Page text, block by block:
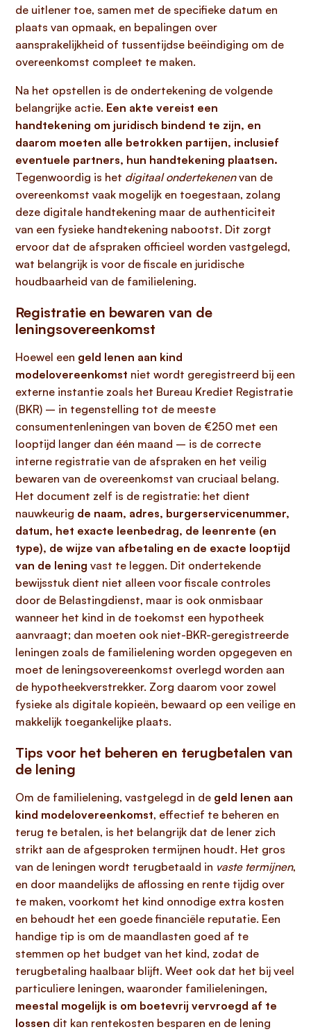
de uitlener toe, samen met de specifieke datum en
plaats van opmaak, en bepalingen over
aansprakelijkheid of tussentijdse beëindiging om de
overeenkomst compleet te maken.
Na het opstellen is de ondertekening de volgende
belangrijke actie. Een akte vereist een
handtekening om juridisch bindend te zijn, en
daarom moeten alle betrokken partijen, inclusief
eventuele partners, hun handtekening plaatsen.
Tegenwoordig is het digitaal ondertekenenvan de
overeenkomst vaak mogelijk en toegestaan, zolang
deze digitale handtekening maar de authenticiteit
van een fysieke handtekening nabootst. Dit zorgt
ervoor dat de afspraken officieel worden vastgelegd,
wat belangrijk is voor de fiscale en juridische
houdbaarheid van de familielening.
Registratie en bewaren van de
leningsovereenkomst
Hoewel een geld lenen aan kind
modelovereenkomst niet wordt geregistreerd bij een
externe instantie zoals het Bureau Krediet Registratie
(BKR) – in tegenstelling tot de meeste
consumentenleningen van boven de €250 met een
looptijd langer dan één maand – is de correcte
interne registratie van de afspraken en het veilig
bewaren van de overeenkomst van cruciaal belang.
Het document zelf is de registratie: het dient
nauwkeurig de naam, adres, burgerservicenummer,
datum, het exacte leenbedrag, de leenrente (en
type), de wijze van afbetaling en de exacte looptijd
van de lening vast te leggen. Dit ondertekende
bewijsstuk dient niet alleen voor fiscale controles
door de Belastingdienst, maar is ook onmisbaar
wanneer het kind in de toekomst een hypotheek
aanvraagt; dan moeten ook niet-BKR-geregistreerde
leningen zoals de familielening worden opgegeven en
moet de leningsovereenkomst overlegd worden aan
de hypotheekverstrekker. Zorg daarom voor zowel
fysieke als digitale kopieën, bewaard op een veilige en
makkelijk toegankelijke plaats.
Tips voor het beheren en terugbetalen van
de lening
Om de familielening, vastgelegd in de geld lenen aan
kind modelovereenkomst, effectief te beheren en
terug te betalen, is het belangrijk dat de lener zich
strikt aan de afgesproken termijnen houdt. Het gros
van de leningen wordt terugbetaald in vaste termijnen,
en door maandelijks de aflossing en rente tijdig over
te maken, voorkomt het kind onnodige extra kosten
en behoudt het een goede financiële reputatie. Een
handige tip is om de maandlasten goed af te
stemmen op het budget van het kind, zodat de
terugbetaling haalbaar blijft. Weet ook dat het bij veel
particuliere leningen, waaronder familieleningen,
meestal mogelijk is om boetevrij vervroegd af te
lossen dit kan rentekosten besparen en de lening